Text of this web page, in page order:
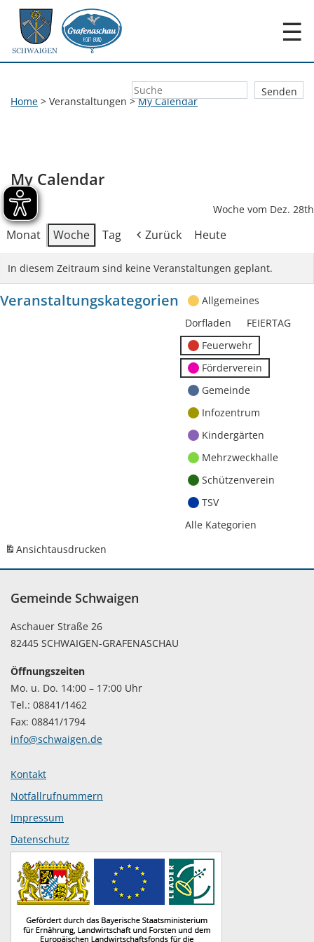
☰
Home > Veranstaltungen >My Calendar
My Calendar
Woche vom Dez. 28th
Monat Woche Tag Zurück Heute
In diesem Zeitraum sind keine Veranstaltungen geplant.
Veranstaltungskategorien
Allgemeines
Dorfladen
FEIERTAG
Feuerwehr
Förderverein
Gemeinde
Infozentrum
Kindergärten
Mehrzweckhalle
Schützenverein
TSV
Alle Kategorien
Ansichtausdrucken
Gemeinde Schwaigen
Aschauer Straße 26
82445 SCHWAIGEN-GRAFENASCHAU
Öffnungszeiten
Mo. u. Do. 14:00 – 17:00 Uhr
Tel.: 08841/1462
Fax: 08841/1794
info@schwaigen.de
Kontakt
Notfallrufnummern
Impressum
Datenschutz